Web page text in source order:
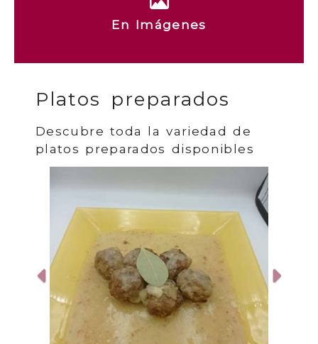
En Imágenes
Platos preparados
Descubre toda la variedad de
platos preparados disponibles